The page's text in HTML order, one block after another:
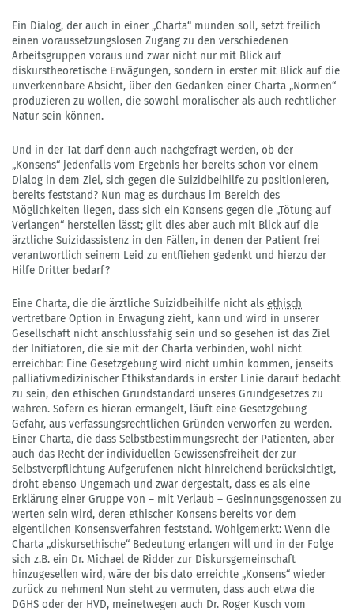
Ein Dialog, der auch in einer „Charta“ münden soll, setzt freilich
einen voraussetzungslosen Zugang zu den verschiedenen
Arbeitsgruppen voraus und zwar nicht nur mit Blick auf
diskurstheoretische Erwägungen, sondern in erster mit Blick auf die
unverkennbare Absicht, über den Gedanken einer Charta „Normen“
produzieren zu wollen, die sowohl moralischer als auch rechtlicher
Natur sein können.
Und in der Tat darf denn auch nachgefragt werden, ob der
„Konsens“ jedenfalls vom Ergebnis her bereits schon vor einem
Dialog in dem Ziel, sich gegen die Suizidbeihilfe zu positionieren,
bereits feststand? Nun mag es durchaus im Bereich des
Möglichkeiten liegen, dass sich ein Konsens gegen die „Tötung auf
Verlangen“ herstellen lässt; gilt dies aber auch mit Blick auf die
ärztliche Suizidassistenz in den Fällen, in denen der Patient frei
verantwortlich seinem Leid zu entfliehen gedenkt und hierzu der
Hilfe Dritter bedarf?
Eine Charta, die die ärztliche Suizidbeihilfe nicht als ethisch
vertretbare Option in Erwägung zieht, kann und wird in unserer
Gesellschaft nicht anschlussfähig sein und so gesehen ist das Ziel
der Initiatoren, die sie mit der Charta verbinden, wohl nicht
erreichbar: Eine Gesetzgebung wird nicht umhin kommen, jenseits
palliativmedizinischer Ethikstandards in erster Linie darauf bedacht
zu sein, den ethischen Grundstandard unseres Grundgesetzes zu
wahren. Sofern es hieran ermangelt, läuft eine Gesetzgebung
Gefahr, aus verfassungsrechtlichen Gründen verworfen zu werden.
Einer Charta, die dass Selbstbestimmungsrecht der Patienten, aber
auch das Recht der individuellen Gewissensfreiheit der zur
Selbstverpflichtung Aufgerufenen nicht hinreichend berücksichtigt,
droht ebenso Ungemach und zwar dergestalt, dass es als eine
Erklärung einer Gruppe von – mit Verlaub – Gesinnungsgenossen zu
werten sein wird, deren ethischer Konsens bereits vor dem
eigentlichen Konsensverfahren feststand. Wohlgemerkt: Wenn die
Charta „diskursethische“ Bedeutung erlangen will und in der Folge
sich z.B. ein Dr. Michael de Ridder zur Diskursgemeinschaft
hinzugesellen wird, wäre der bis dato erreichte „Konsens“ wieder
zurück zu nehmen! Nun steht zu vermuten, dass auch etwa die
DGHS oder der HVD, meinetwegen auch Dr. Roger Kusch vom